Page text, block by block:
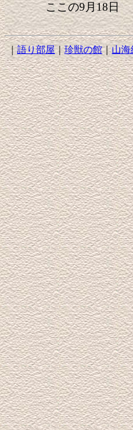
ここの9月18日
｜語り部屋｜珍獣の館｜山海